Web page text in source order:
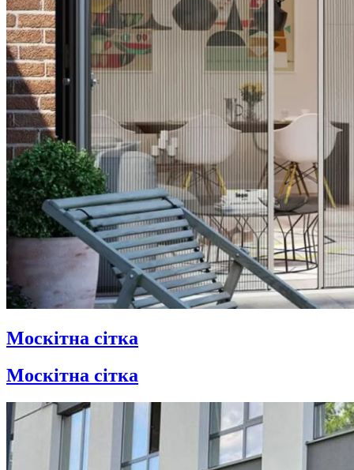
Москітна сітка
Москітна сітка